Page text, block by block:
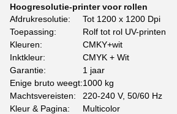
Hoogresolutie-printer voor rollen
Afdrukresolutie:
Tot 1200 x 1200 Dpi
Toepassing:
Rolf tot rol UV-printen
Kleuren:
CMKY+wit
Inktkleur:
CMYK + Wit
Garantie:
1 jaar
Enige bruto weegt:1000 kg
Machtsvereisten:
220-240 V, 50/60 Hz
Kleur & Pagina:
Multicolor